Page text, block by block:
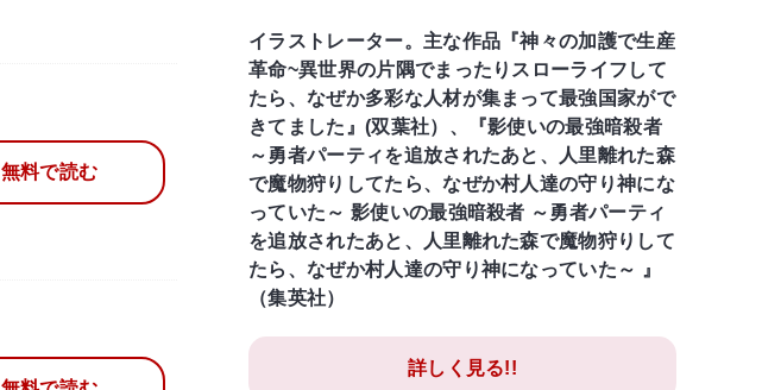
無料で読む
イラストレーター。主な作品『神々の加護で生産
革命~異世界の片隅でまったりスローライフして
たら、なぜか多彩な人材が集まって最強国家がで
きてました』(双葉社）、『影使いの最強暗殺者
～勇者パーティを追放されたあと、人里離れた森
で魔物狩りしてたら、なぜか村人達の守り神にな
っていた～ 影使いの最強暗殺者 ～勇者パーティ
を追放されたあと、人里離れた森で魔物狩りして
たら、なぜか村人達の守り神になっていた～ 』
（集英社）
詳しく見る!!